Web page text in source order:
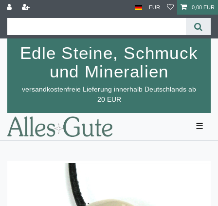
EUR 0,00 EUR
Edle Steine, Schmuck
und Mineralien
versandkostenfreie Lieferung innerhalb Deutschlands ab
20 EUR
☰